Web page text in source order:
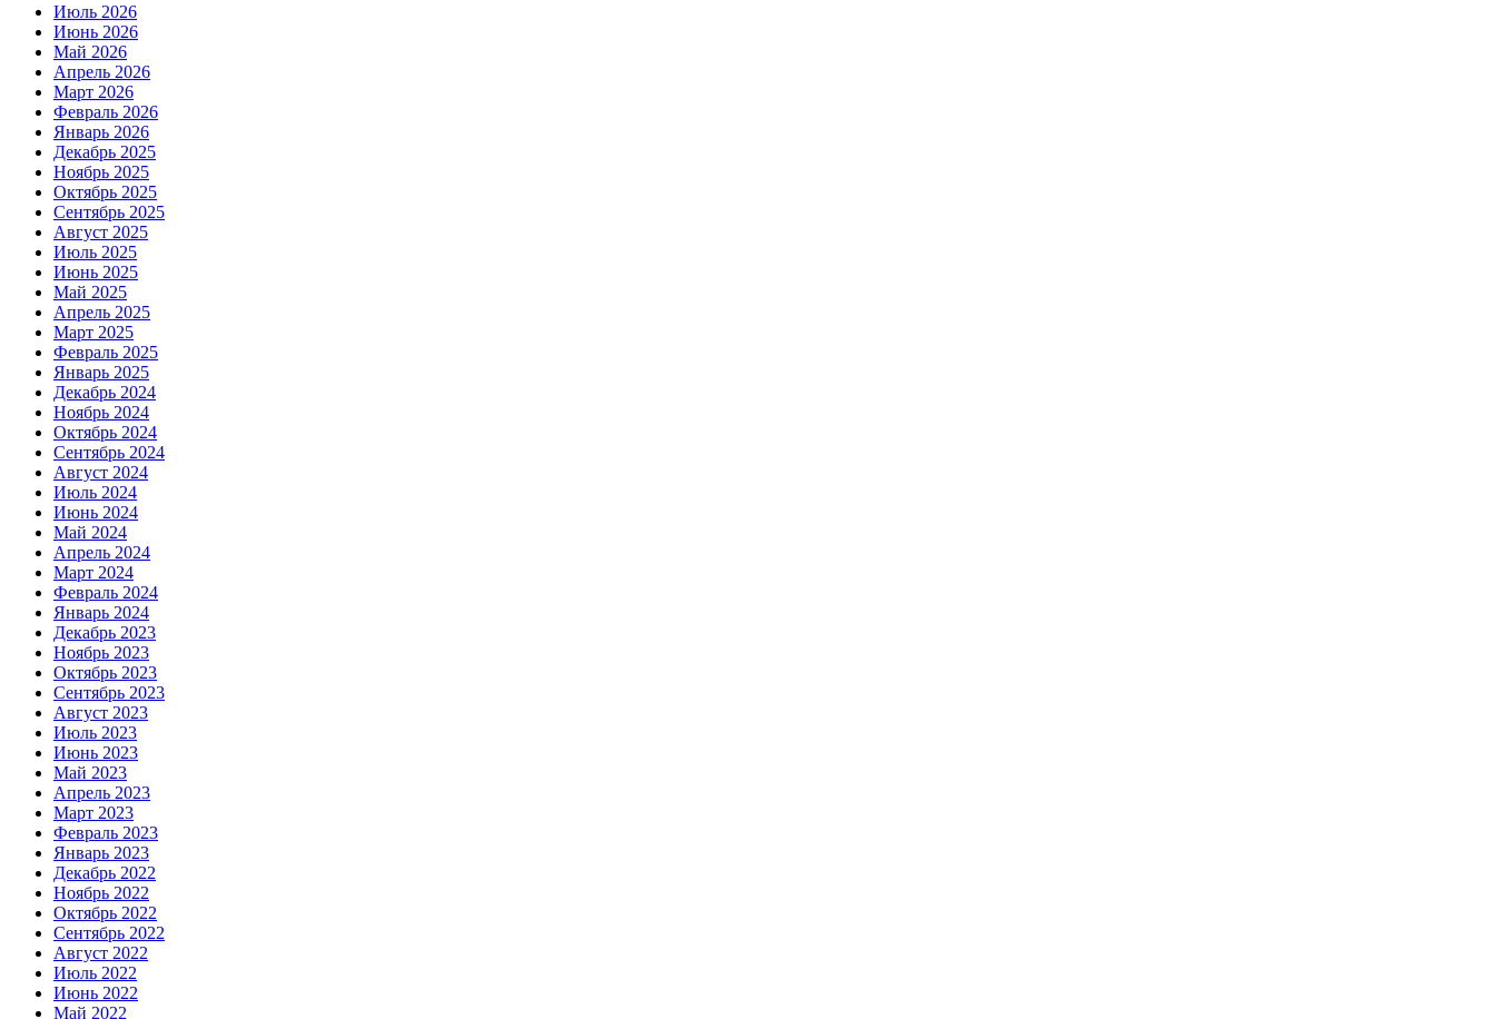
Июль 2026
Июнь 2026
Май 2026
Апрель 2026
Март 2026
Февраль 2026
Январь 2026
Декабрь 2025
Ноябрь 2025
Октябрь 2025
Сентябрь 2025
Август 2025
Июль 2025
Июнь 2025
Май 2025
Апрель 2025
Март 2025
Февраль 2025
Январь 2025
Декабрь 2024
Ноябрь 2024
Октябрь 2024
Сентябрь 2024
Август 2024
Июль 2024
Июнь 2024
Май 2024
Апрель 2024
Март 2024
Февраль 2024
Январь 2024
Декабрь 2023
Ноябрь 2023
Октябрь 2023
Сентябрь 2023
Август 2023
Июль 2023
Июнь 2023
Май 2023
Апрель 2023
Март 2023
Февраль 2023
Январь 2023
Декабрь 2022
Ноябрь 2022
Октябрь 2022
Сентябрь 2022
Август 2022
Июль 2022
Июнь 2022
Май 2022